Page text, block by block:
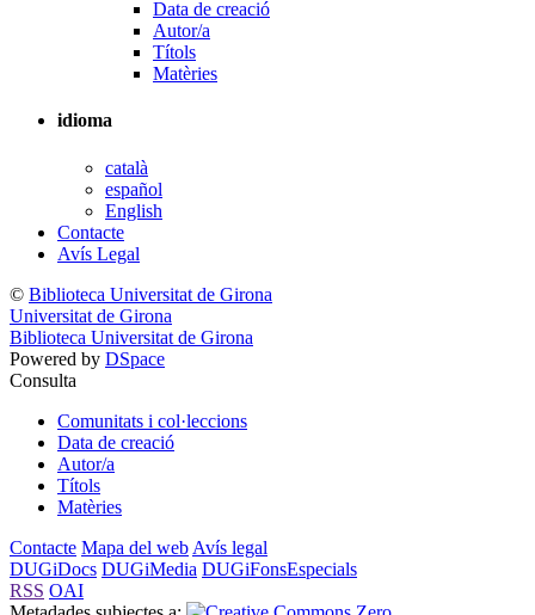
Data de creació
Autor/a
Títols
Matèries
idioma
català
español
English
Contacte
Avís Legal
© Biblioteca Universitat de Girona
Universitat de Girona
Biblioteca Universitat de Girona
Powered by DSpace
Consulta
Comunitats i col·leccions
Data de creació
Autor/a
Títols
Matèries
Contacte Mapa del web Avís legal
DUGiDocs DUGiMedia DUGiFonsEspecials
RSS OAI